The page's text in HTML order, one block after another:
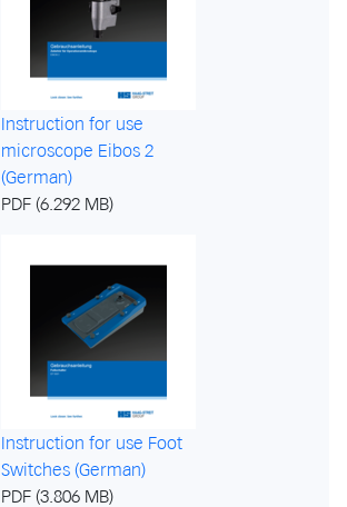
Instruction for use
microscope Eibos 2
(German)
PDF (6.292 MB)
Instruction for use Foot
Switches (German)
PDF (3.806 MB)